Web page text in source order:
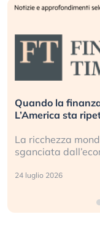
Russia e Cina
investitori stanno
Gli investitori tech
geopolitico: il (…)
17 luglio 2026